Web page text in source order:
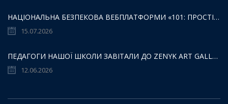
НАЦІОНАЛЬНА БЕЗПЕКОВА ВЕБПЛАТФОРМИ «101: ПРОСТІР БЕЗПЕКИ ДЛЯ ДІТЕЙ,БАТЬКІВ ТА ОСВІТЯН»:
15.07.2026
ПЕДАГОГИ НАШОЇ ШКОЛИ ЗАВІТАЛИ ДО ZENYK ART GALLERY
12.06.2026